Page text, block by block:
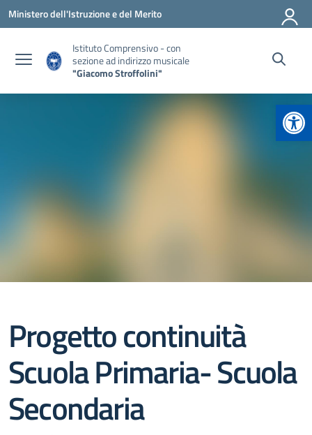
Vai ai contenuti
Vai al menu di navigazione
Vai al footer
Ministero dell'Istruzione e del Merito
Istituto Comprensivo - con
sezione ad indirizzo musicale
"Giacomo Stroffolini"
Progetto continuità
Scuola Primaria- Scuola
Secondaria